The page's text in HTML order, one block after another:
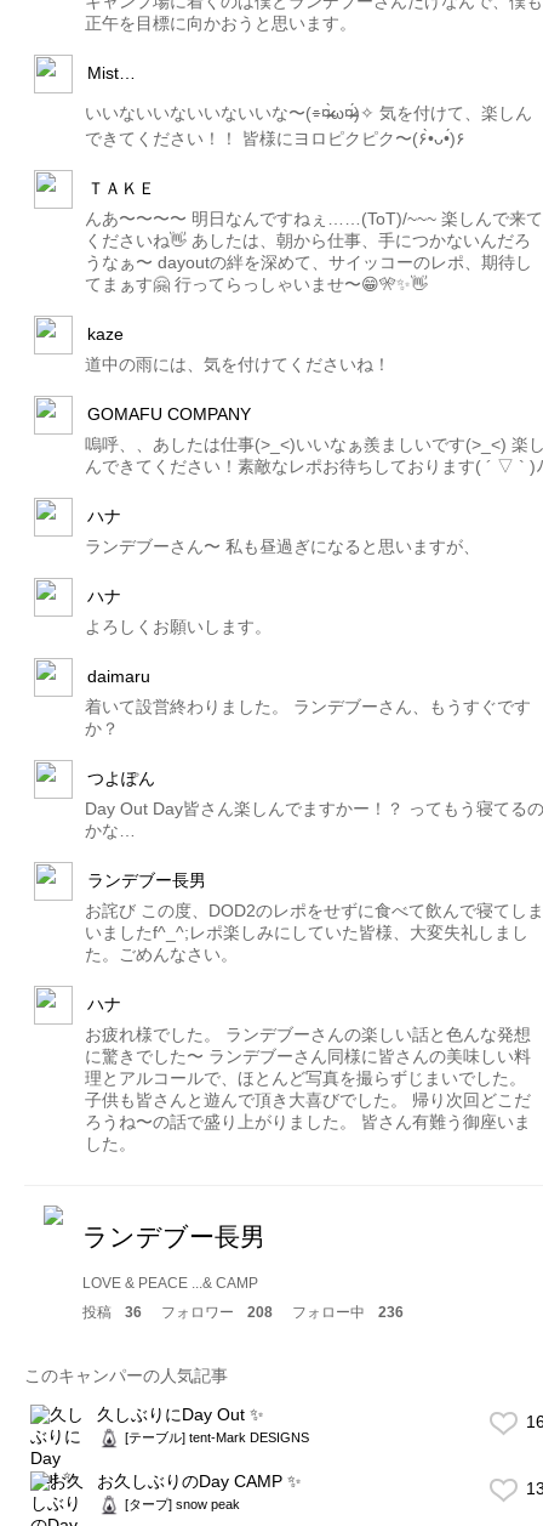
正午を目標に向かおうと思います。
Mist…
いいないいないいないいな〜(⌯¤̴̶̷̀ω¤̴̶̷́)✧ 気を付けて、楽しん
できてください！！ 皆様にヨロピクピク〜(۶•̀ᴗ•́)۶
ＴＡＫＥ
んあ〜〜〜〜 明日なんですねぇ……(ToT)/~~~ 楽しんで来て
くださいね👋 あしたは、朝から仕事、手につかないんだろ
うなぁ〜 dayoutの絆を深めて、サイッコーのレポ、期待し
てまぁす🤗 行ってらっしゃいませ〜😁🎌✨👋
kaze
道中の雨には、気を付けてくださいね！
GOMAFU COMPANY
嗚呼、、あしたは仕事(>_<)いいなぁ羨ましいです(>_<) 楽
んできてください！素敵なレポお待ちしております( ´ ▽ ` )ﾉ
ハナ
ランデブーさん〜 私も昼過ぎになると思いますが、
ハナ
よろしくお願いします。
daimaru
着いて設営終わりました。 ランデブーさん、もうすぐです
か？
つよぽん
Day Out Day皆さん楽しんでますかー！？ ってもう寝てるの
かな…
ランデブー長男
お詫び この度、DOD2のレポをせずに食べて飲んで寝てしま
いましたf^_^;レポ楽しみにしていた皆様、大変失礼しまし
た。ごめんなさい。
ハナ
お疲れ様でした。 ランデブーさんの楽しい話と色んな発想
に驚きでした〜 ランデブーさん同様に皆さんの美味しい料
理とアルコールで、ほとんど写真を撮らずじまいでした。
子供も皆さんと遊んで頂き大喜びでした。 帰り次回どこだ
ろうね〜の話で盛り上がりました。 皆さん有難う御座いま
した。
ランデブー長男
LOVE & PEACE ...& CAMP
投稿
36 フォロワー 208 フォロー中 236
このキャンパーの人気記事
久しぶりにDay Out ✨
[テーブル] tent-Mark DESIGNS
お久しぶりのDay CAMP ✨
[タープ] snow peak